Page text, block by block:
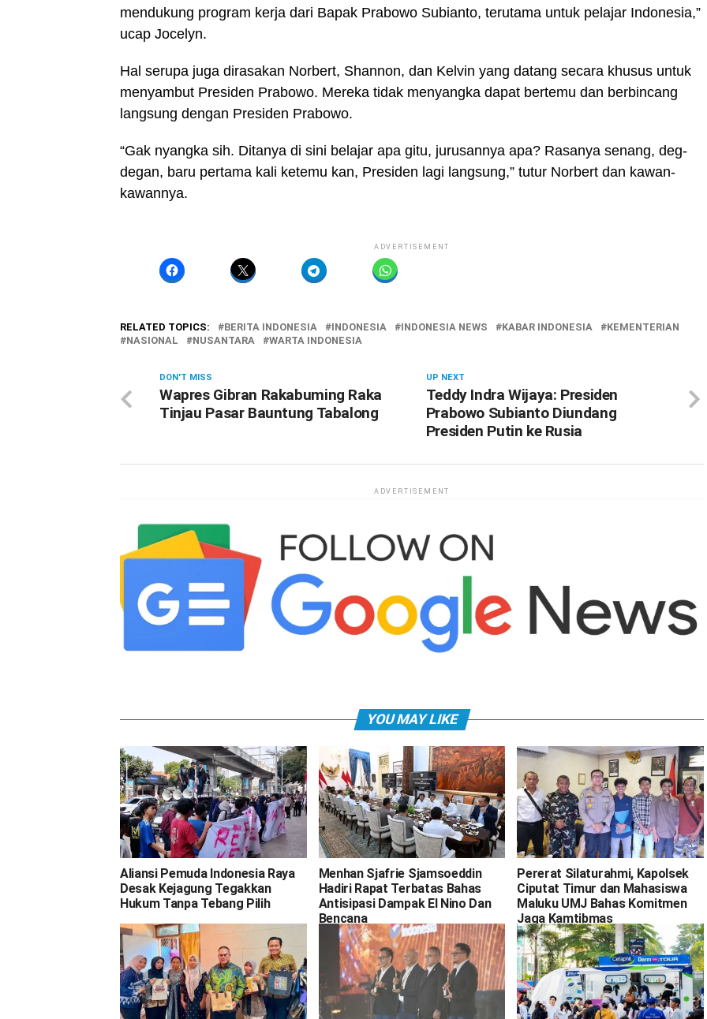
mendukung program kerja dari Bapak Prabowo Subianto, terutama untuk pelajar Indonesia,”
ucap Jocelyn.
Hal serupa juga dirasakan Norbert, Shannon, dan Kelvin yang datang secara khusus untuk
menyambut Presiden Prabowo. Mereka tidak menyangka dapat bertemu dan berbincang
langsung dengan Presiden Prabowo.
“Gak nyangka sih. Ditanya di sini belajar apa gitu, jurusannya apa? Rasanya senang, deg-
degan, baru pertama kali ketemu kan, Presiden lagi langsung,” tutur Norbert dan kawan-
kawannya.
ADVERTISEMENT
RELATED TOPICS: BERITA INDONESIA INDONESIA INDONESIA NEWS KABAR INDONESIA
KEMENTERIAN
NASIONAL
NUSANTARA WARTA INDONESIA
UP NEXT
Teddy Indra Wijaya: Presiden
Prabowo Subianto Diundang
Presiden Putin ke Rusia
DON'T MISS
Wapres Gibran Rakabuming Raka
Tinjau Pasar Bauntung Tabalong
ADVERTISEMENT
YOU MAY LIKE
Aliansi Pemuda Indonesia Raya
Desak Kejagung Tegakkan
Hukum Tanpa Tebang Pilih
Menhan Sjafrie Sjamsoeddin
Hadiri Rapat Terbatas Bahas
Antisipasi Dampak El Nino Dan
Bencana
Pererat Silaturahmi, Kapolsek
Ciputat Timur dan Mahasiswa
Maluku UMJ Bahas Komitmen
Jaga Kamtibmas